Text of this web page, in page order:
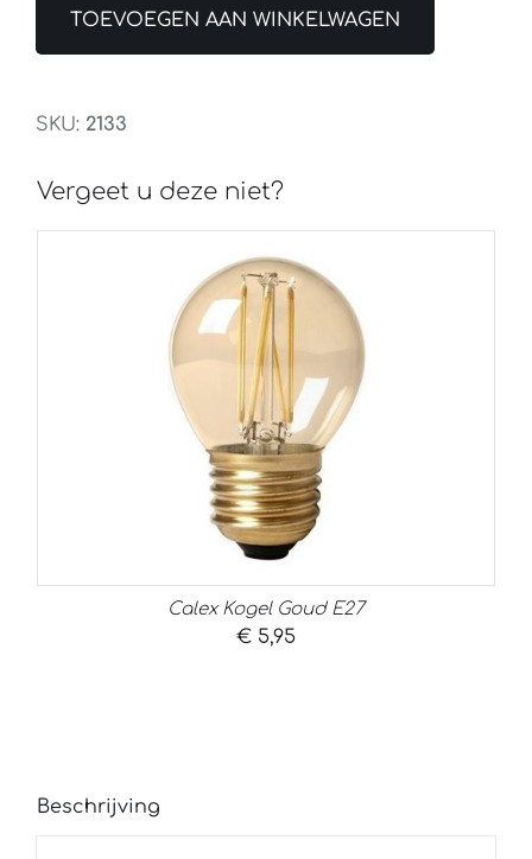
Gearwood
TOEVOEGEN AAN WINKELWAGEN
SKU: 2133
Vergeet u deze niet?
Calex Kogel Goud E27
€ 5,95
Beschrijving